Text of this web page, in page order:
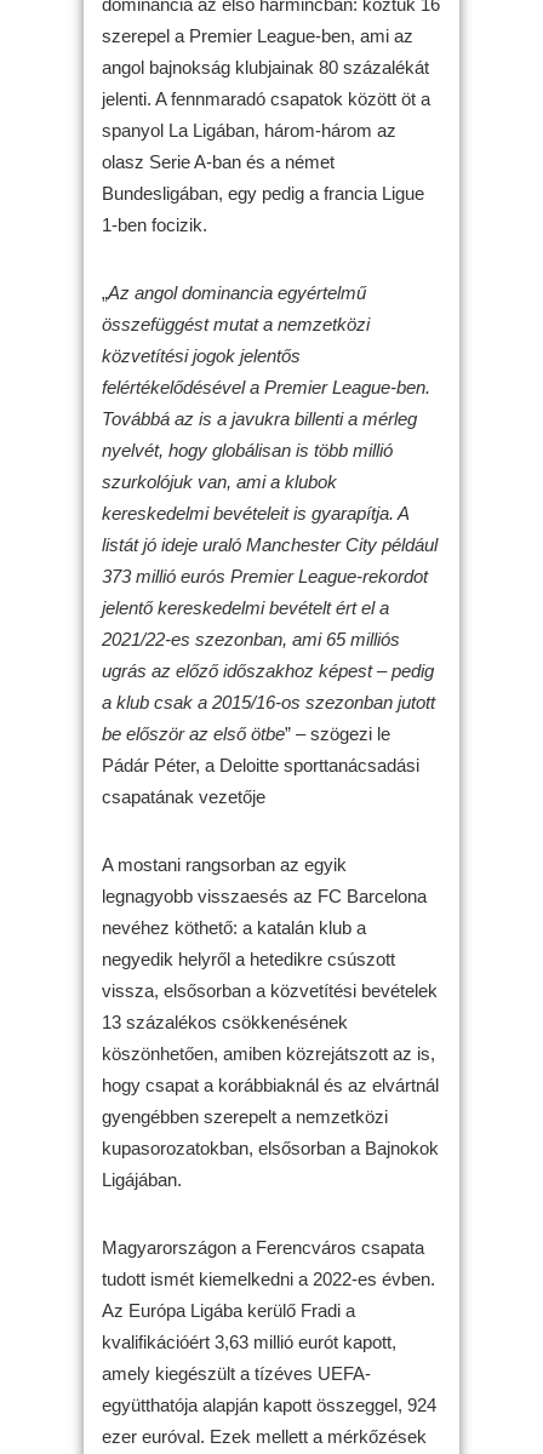
szerepel a Premier League-ben, ami az
angol bajnokság klubjainak 80 százalékát
jelenti. A fennmaradó csapatok között öt a
spanyol La Ligában, három-három az
olasz Serie A-ban és a német
Bundesligában, egy pedig a francia Ligue
1-ben focizik.
„Az angol dominancia egyértelmű
összefüggést mutat a nemzetközi
közvetítési jogok jelentős
felértékelődésével a Premier League-ben.
Továbbá az is a javukra billenti a mérleg
nyelvét, hogy globálisan is több millió
szurkolójuk van, ami a klubok
kereskedelmi bevételeit is gyarapítja. A
listát jó ideje uraló Manchester City például
373 millió eurós Premier League-rekordot
jelentő kereskedelmi bevételt ért el a
2021/22-es szezonban, ami 65 milliós
ugrás az előző időszakhoz képest – pedig
a klub csak a 2015/16-os szezonban jutott
be először az első ötbe” – szögezi le
Pádár Péter, a Deloitte sporttanácsadási
csapatának vezetője
A mostani rangsorban az egyik
legnagyobb visszaesés az FC Barcelona
nevéhez köthető: a katalán klub a
negyedik helyről a hetedikre csúszott
vissza, elsősorban a közvetítési bevételek
13 százalékos csökkenésének
köszönhetően, amiben közrejátszott az is,
hogy csapat a korábbiaknál és az elvártnál
gyengébben szerepelt a nemzetközi
kupasorozatokban, elsősorban a Bajnokok
Ligájában.
Magyarországon a Ferencváros csapata
tudott ismét kiemelkedni a 2022-es évben.
Az Európa Ligába kerülő Fradi a
kvalifikációért 3,63 millió eurót kapott,
amely kiegészült a tízéves UEFA-
együtthatója alapján kapott összeggel, 924
ezer euróval. Ezek mellett a mérkőzések